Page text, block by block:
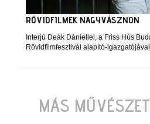
RÖVIDFILMEK NAGYVÁSZNON
Interjú Deák Dániellel, a Friss Hús
Rövidfilmfesztivál alapító-igazgatójával
MÁS